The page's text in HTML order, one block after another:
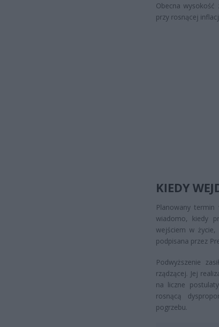
Obecna
przy rosnącej
KIEDY
Planowany
wiadomo, kiedy
wejściem w
podpisana przez
Podwyższenie
rządzącej. Jej
na liczne
rosnącą
pogrzebu.